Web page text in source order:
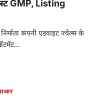
GMP, Listing
कंपनी एडवाइट ज्वेल्स के